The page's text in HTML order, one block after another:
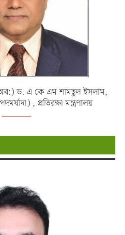
ড. এ কে এম শামছুল ইসলাম,
, প্রতিরক্ষা মন্ত্রণালয়